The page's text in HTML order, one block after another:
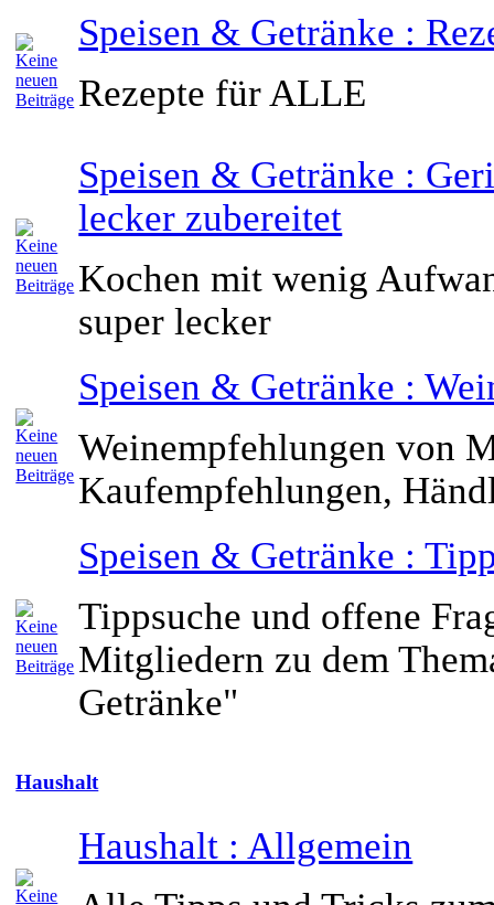
Speisen & Getränke :
Rezepte für ALLE
Speisen & Getränke :
lecker zubereitet
Kochen mit wenig
super lecker
Speisen & Getränke :
Weinempfehlungen von
Kaufempfehlungen,
Speisen & Getränke :
Tippsuche und offene
Mitgliedern zu dem
Getränke"
Haushalt
Haushalt : Allgemein